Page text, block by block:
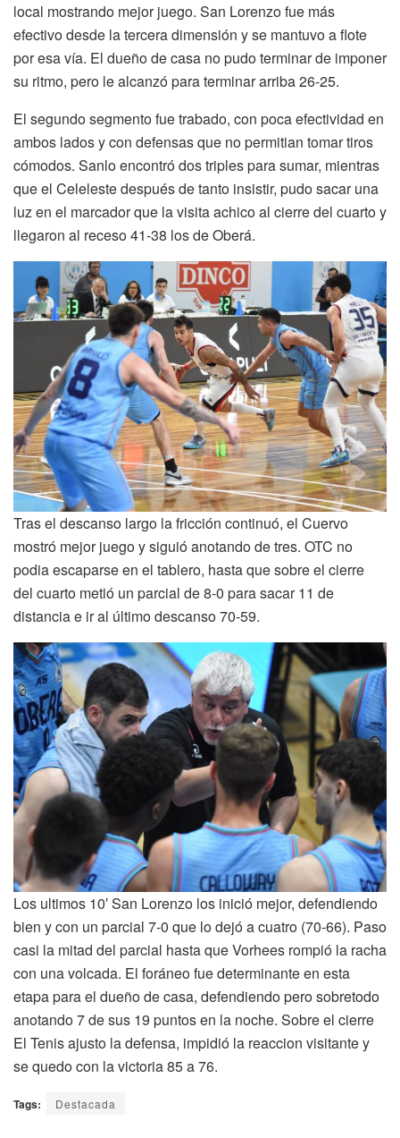
local mostrando mejor juego. San Lorenzo fue más
efectivo desde la tercera dimensión y se mantuvo a flote
por esa vía. El dueño de casa no pudo terminar de imponer
su ritmo, pero le alcanzó para terminar arriba 26-25.
El segundo segmento fue trabado, con poca efectividad en
ambos lados y con defensas que no permitian tomar tiros
cómodos. Sanlo encontró dos triples para sumar, mientras
que el Celeleste después de tanto insistir, pudo sacar una
luz en el marcador que la visita achico al cierre del cuarto y
llegaron al receso 41-38 los de Oberá.
Tras el descanso largo la fricción continuó, el Cuervo
mostró mejor juego y siguió anotando de tres. OTC no
podia escaparse en el tablero, hasta que sobre el cierre
del cuarto metió un parcial de 8-0 para sacar 11 de
distancia e ir al último descanso 70-59.
Los ultimos 10′ San Lorenzo los inició mejor, defendiendo
bien y con un parcial 7-0 que lo dejó a cuatro (70-66). Paso
casi la mitad del parcial hasta que Vorhees rompió la racha
con una volcada. El foráneo fue determinante en esta
etapa para el dueño de casa, defendiendo pero sobretodo
anotando 7 de sus 19 puntos en la noche. Sobre el cierre
El Tenis ajusto la defensa, impidió la reaccion visitante y
se quedo con la victoria 85 a 76.
Tags: Destacada